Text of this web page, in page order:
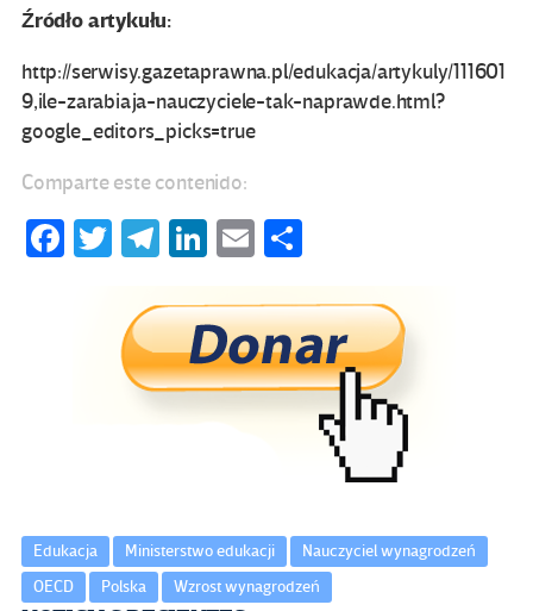
Źródło artykułu:
http://serwisy.gazetaprawna.pl/edukacja/artykuly/111601
9,ile-zarabiaja-nauczyciele-tak-naprawde.html?
google_editors_picks=true
Comparte este contenido:
Fa T
tt
er
Te
gr
a
m
Li
ke
dI
n
E
ail m
p
ar
tir
Edukacja Ministerstwo edukacji
Nauczyciel wynagrodzeń
OECD
Polska Wzrost wynagrodzeń